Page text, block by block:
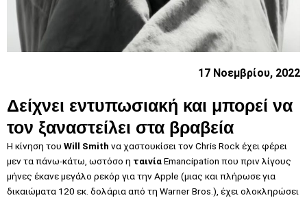
17 Νοεμβρίου, 2022
Δείχνει εντυπωσιακή και μπορεί να
τον ξαναστείλει στα βραβεία
H κίνηση του Will Smith να χαστουκίσει τον Chris Rockέχει φέρει
μεν τα πάνω-κάτω, ωστόσο η ταινίαEmancipation που πριν λίγους
μήνες έκανε μεγάλο ρεκόρ για την Apple (μιας και πλήρωσε για
δικαιώματα 120 εκ. δολάρια από τη Warner Bros.), έχει ολοκληρώσει